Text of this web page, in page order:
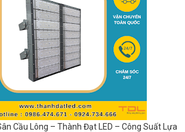
Cầu Lông – Thành Đạt LED – Công Suất Lựa